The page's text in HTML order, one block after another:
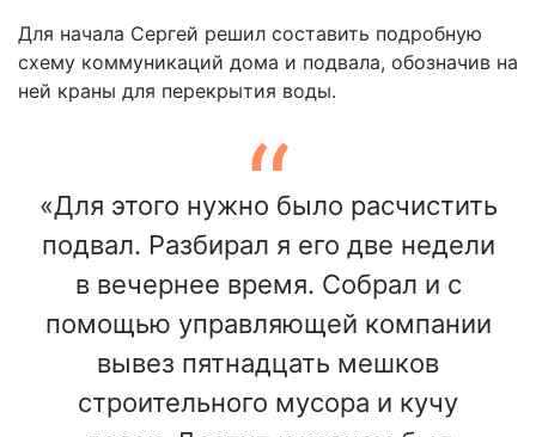
Для начала Сергей решил составить подробную
схему коммуникаций дома и подвала, обозначив на
ней краны для перекрытия воды.
«Для этого нужно было расчистить
подвал. Разбирал я его две недели
в вечернее время. Собрал и с
помощью управляющей компании
вывез пятнадцать мешков
строительного мусора и кучу